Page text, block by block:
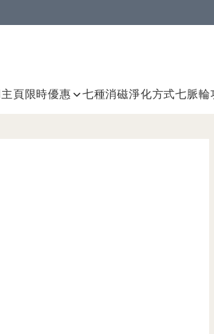
主頁限時優惠 七種消磁淨化方式七脈輪